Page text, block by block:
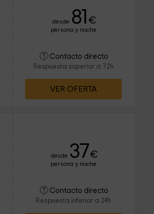
desde 81 €
persona y noche
Contacto directo
Respuesta superior a 72h
VER OFERTA
desde 37€
persona y noche
Contacto directo
Respuesta inferior a 24h